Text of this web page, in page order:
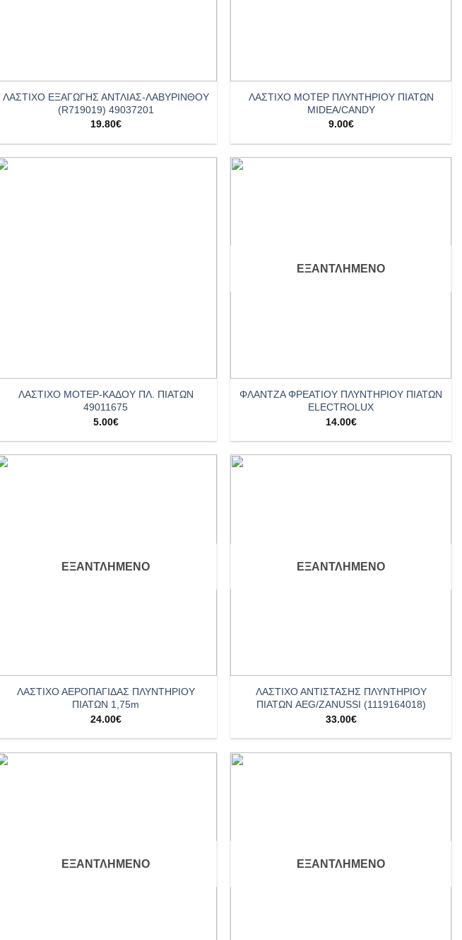
ΛΑΣΤΙΧΟ ΕΞΑΓΩΓΗΣ ΑΝΤΛΙΑΣ-ΛΑΒΥΡΙΝΘΟΥ
(R719019) 49037201
19.80€
ΛΑΣΤΙΧΟ ΜΟΤΕΡ ΠΛΥΝΤΗΡΙΟΥ ΠΙΑΤΩΝ
MIDEA/CANDY
9.00€
ΛΑΣΤΙΧΟ ΜΟΤΕΡ-ΚΑΔΟΥ ΠΛ. ΠΙΑΤΩΝ
49011675
5.00€
ΕΞΑΝΤΛΗΜΈΝΟ
ΦΛΑΝΤΖΑ ΦΡΕΑΤΙΟΥ ΠΛΥΝΤΗΡΙΟΥ ΠΙΑΤΩΝ
ELECTROLUX
14.00€
ΕΞΑΝΤΛΗΜΈΝΟ
ΛΑΣΤΙΧΟ ΑΕΡΟΠΑΓΙΔΑΣ ΠΛΥΝΤΗΡΙΟΥ
ΠΙΑΤΩΝ 1,75m
24.00€
ΕΞΑΝΤΛΗΜΈΝΟ
ΛΑΣΤΙΧΟ ΑΝΤΙΣΤΑΣΗΣ ΠΛΥΝΤΗΡΙΟΥ
ΠΙΑΤΩΝ AEG/ZANUSSI (1119164018)
33.00€
ΕΞΑΝΤΛΗΜΈΝΟ ΕΞΑΝΤΛΗΜΈΝΟ